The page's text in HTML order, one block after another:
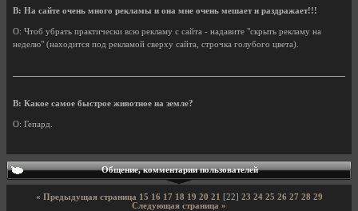
В: На сайте очень много рекламы и она мне очень мешает и раздражает!!!
О: Чтоб убрать практически всю рекламу с сайта - надавите "скрыть рекламу на
неделю" (находится под рекламой сверху сайта, строчка голубого цвета).
В: Какое самое быстрое животное на земле?
О: Гепард.
Общение, комментарии пользователей
« Предыдущая страница 15 16 17 18 19 20 21 [22] 23 24 25 26 27 28 29
Следующая страница »